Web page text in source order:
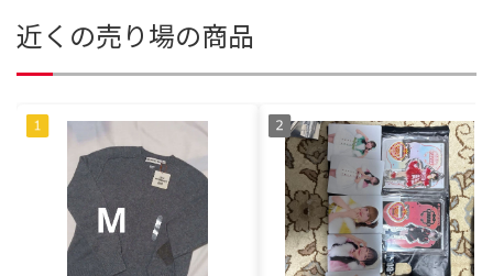
近くの売り場の商品